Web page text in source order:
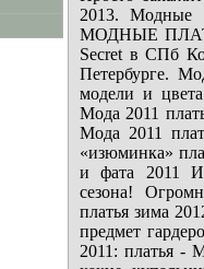
2013. Модные
МОДНЫЕ
Secret в СПб
Петербурге.
модели и
Мода 2011
Мода 2011
«изюминка»
и фата 2011
сезона!
платья зима
предмет
2011: платья -